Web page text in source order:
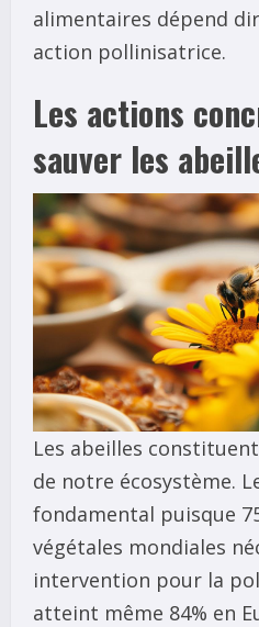
alimentaires dépend
action pollinisatrice.
Les actions
sauver les
Les abeilles
de notre écosystème.
fondamental puisque
végétales mondiales
intervention pour la
atteint même 84% en